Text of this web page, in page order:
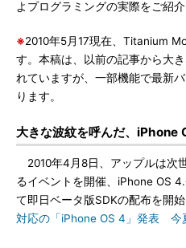
よプログラミングの実際をご紹介
※2010年5月17現在、Titanium
す。本稿は、以前の記事から大
れていますが、一部機能で最新
ります。
大きな波紋を呼んだ、iPhone
2010年4月8日、アップルは次
るイベントを開催、iPhone OS
て即日ベータ版SDKの配布を開
対応の「iPhone OS 4」発表 今